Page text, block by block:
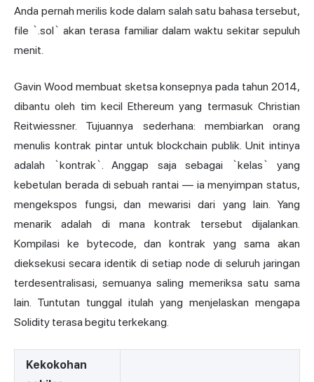
Anda pernah merilis kode dalam salah satu bahasa tersebut,
file `.sol` akan terasa familiar dalam waktu sekitar sepuluh
menit.
Gavin Wood membuat sketsa konsepnya pada tahun 2014,
dibantu oleh tim kecil Ethereum yang termasuk Christian
Reitwiessner. Tujuannya sederhana: membiarkan orang
menulis kontrak pintar untuk blockchain publik. Unit intinya
adalah `kontrak`. Anggap saja sebagai `kelas` yang
kebetulan berada di sebuah rantai — ia menyimpan status,
mengekspos fungsi, dan mewarisi dari yang lain. Yang
menarik adalah di mana kontrak tersebut dijalankan.
Kompilasi ke bytecode, dan kontrak yang sama akan
dieksekusi secara identik di setiap node di seluruh jaringan
terdesentralisasi, semuanya saling memeriksa satu sama
lain. Tuntutan tunggal itulah yang menjelaskan mengapa
Solidity terasa begitu terkekang.
Kekokohan